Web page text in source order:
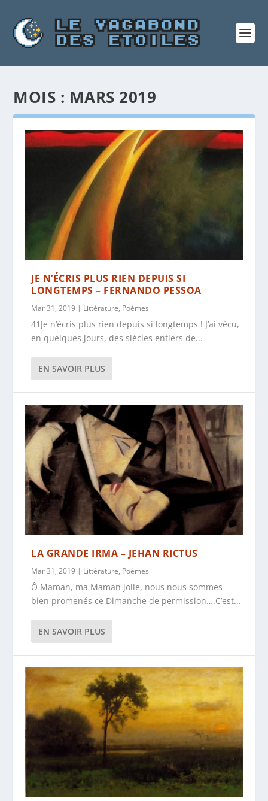
MOIS : MARS 2019
JE N’ÉCRIS PLUS RIEN DEPUIS SI
LONGTEMPS – FERNANDO PESSOA
Mar 31, 2019 | Littérature, Poèmes
41Je n’écris plus rien depuis si longtemps ! J’ai vécu,
en quelques jours, des siècles entiers de...
EN SAVOIR PLUS
LA GRANDE IRMA – JEHAN RICTUS
Mar 31, 2019 | Littérature, Poèmes
Ô Maman, ma Maman jolie, nous nous sommes
bien promenés ce Dimanche de permission….C’est...
EN SAVOIR PLUS